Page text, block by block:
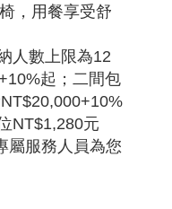
，用餐享受舒
人數上限為12
起；二間包
NT$1,280元
屬服務人員為您